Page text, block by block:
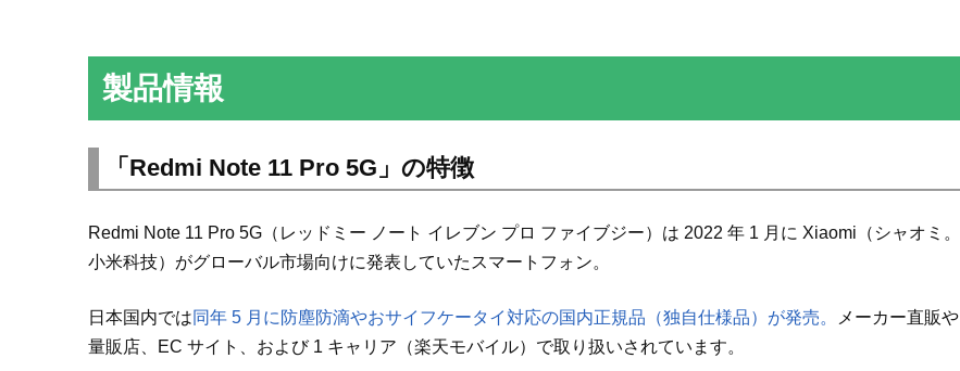
製品情報
「Redmi Note 11 Pro 5G」の特徴
Redmi Note 11 Pro 5G（レッドミー ノート イレブン プロ ファイブジー）は 2022 年 1 月に Xiaomi（シャオミ。
小米科技）がグローバル市場向けに発表していたスマートフォン。
日本国内では同年 5 月に防塵防滴やおサイフケータイ対応の国内正規品（独自仕様品）が発売。
メーカー直販や
量販店、EC サイト、および 1 キャリア（楽天モバイル）で取り扱いされています。